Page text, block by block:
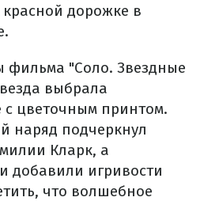
дорожке в
фильма "Соло. Звездные
выбрала
с цветочным принтом.
наряд подчеркнул
Кларк, а
добавили игривости
что волшебное